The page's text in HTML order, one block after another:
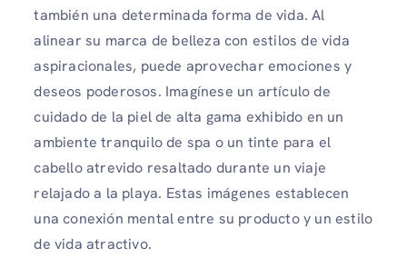
también una determinada forma de vida. Al
alinear su marca de belleza con estilos de vida
aspiracionales, puede aprovechar emociones y
deseos poderosos. Imagínese un artículo de
cuidado de la piel de alta gama exhibido en un
ambiente tranquilo de spa o un tinte para el
cabello atrevido resaltado durante un viaje
relajado a la playa. Estas imágenes establecen
una conexión mental entre su producto y un estilo
de vida atractivo.